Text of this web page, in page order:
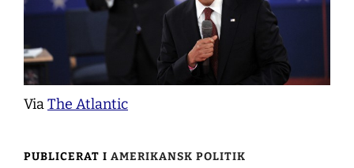
ViaThe Atlantic
PUBLICERAT I AMERIKANSK POLITIK